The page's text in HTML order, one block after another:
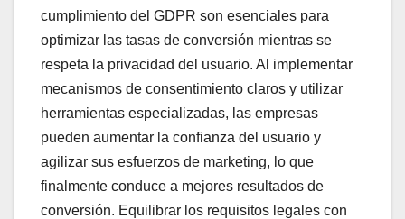
cumplimiento del GDPR son esenciales para
optimizar las tasas de conversión mientras se
respeta la privacidad del usuario. Al implementar
mecanismos de consentimiento claros y utilizar
herramientas especializadas, las empresas
pueden aumentar la confianza del usuario y
agilizar sus esfuerzos de marketing, lo que
finalmente conduce a mejores resultados de
conversión. Equilibrar los requisitos legales con